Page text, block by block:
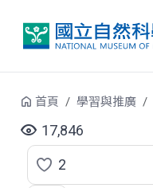
首頁 學習與推廣
17,846
點
2